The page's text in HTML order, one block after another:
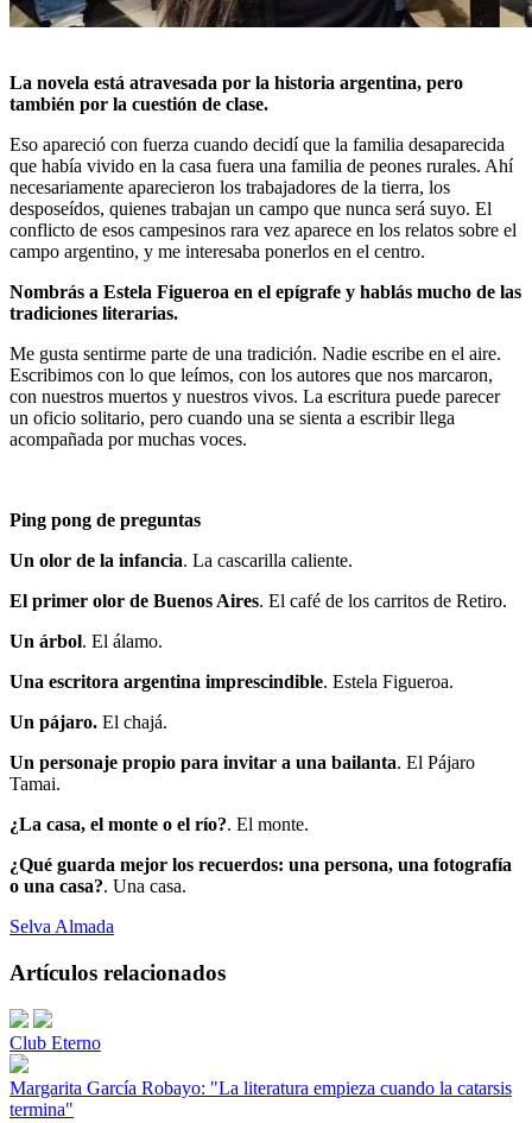
La novela está atravesada por la historia argentina, pero
también por la cuestión de clase.
Eso apareció con fuerza cuando decidí que la familia desaparecida
que había vivido en la casa fuera una familia de peones rurales. Ahí
necesariamente aparecieron los trabajadores de la tierra, los
desposeídos, quienes trabajan un campo que nunca será suyo. El
conflicto de esos campesinos rara vez aparece en los relatos sobre el
campo argentino, y me interesaba ponerlos en el centro.
Nombrás a Estela Figueroa en el epígrafe y hablás mucho de las
tradiciones literarias.
Me gusta sentirme parte de una tradición. Nadie escribe en el aire.
Escribimos con lo que leímos, con los autores que nos marcaron,
con nuestros muertos y nuestros vivos. La escritura puede parecer
un oficio solitario, pero cuando una se sienta a escribir llega
acompañada por muchas voces.
Ping pong de preguntas
Un olor de la infancia. La cascarilla caliente.
El primer olor de Buenos Aires. El café de los carritos de Retiro.
Un árbol. El álamo.
Una escritora argentina imprescindible. Estela Figueroa.
Un pájaro. El chajá.
Un personaje propio para invitar a una bailanta. El Pájaro
Tamai.
¿La casa, el monte o el río?. El monte.
¿Qué guarda mejor los recuerdos: una persona, una fotografía
o una casa?. Una casa.
Selva Almada
Artículos relacionados
Club Eterno
Margarita García Robayo: "La literatura empieza cuando la catarsis
termina"